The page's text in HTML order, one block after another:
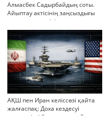
Алмасбек Садырбайдың соты.
Айыптау актісінің заңсыздығы
мен қолдан өсірілген
миллиондар
АҚШ пен Иран келіссөзі қайта
жалғаспақ: Доха кездесуі
шиеленісті бәсеңдете ме?